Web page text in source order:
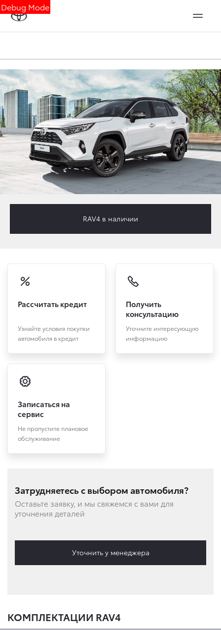
Debug Mode
RAV4 в наличии
Рассчитать кредит
Узнайте условия покупки
автомобиля в кредит
Получить
консультацию
Уточните интересующую
информацию
Записаться на
сервис
Не пропустите плановое
обслуживание
Затрудняетесь с выбором автомобиля?
Оставьте заявку, и мы свяжемся с вами для
уточнения деталей
Уточнить у менеджера
КОМПЛЕКТАЦИИ RAV4